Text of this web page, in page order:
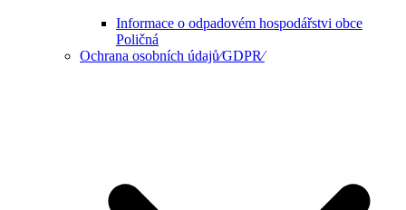
Informace o odpadovém hospodářstvi obce
Poličná
Ochrana osobních údajů⁄GDPR⁄